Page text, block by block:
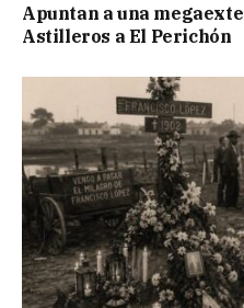
Apuntan a una
Astilleros a El Perichón